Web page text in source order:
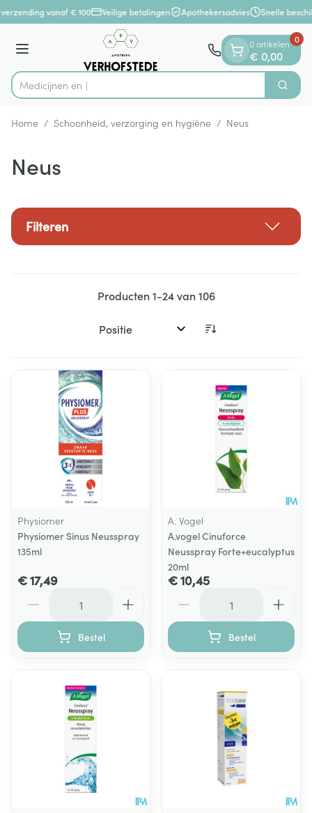
Ga naar de inhoud
1 van 1vanaf € 100 Veilige betalingen Apothekersadvies Snelle
Menu
Product, merk, categorie... Zoek
0 artikelen
€ 0,00
0
Home / Schoonheid, verzorging en hygiëne / Neus
Neus
Filteren
Producten1-24van106
Sorteer op:
Physiomer
Physiomer Sinus Neusspray
135ml
€ 17,49
Bestel
A. Vogel
A.vogel Cinuforce
Neusspray Forte+eucalyptus
20ml
€ 10,45
Bestel